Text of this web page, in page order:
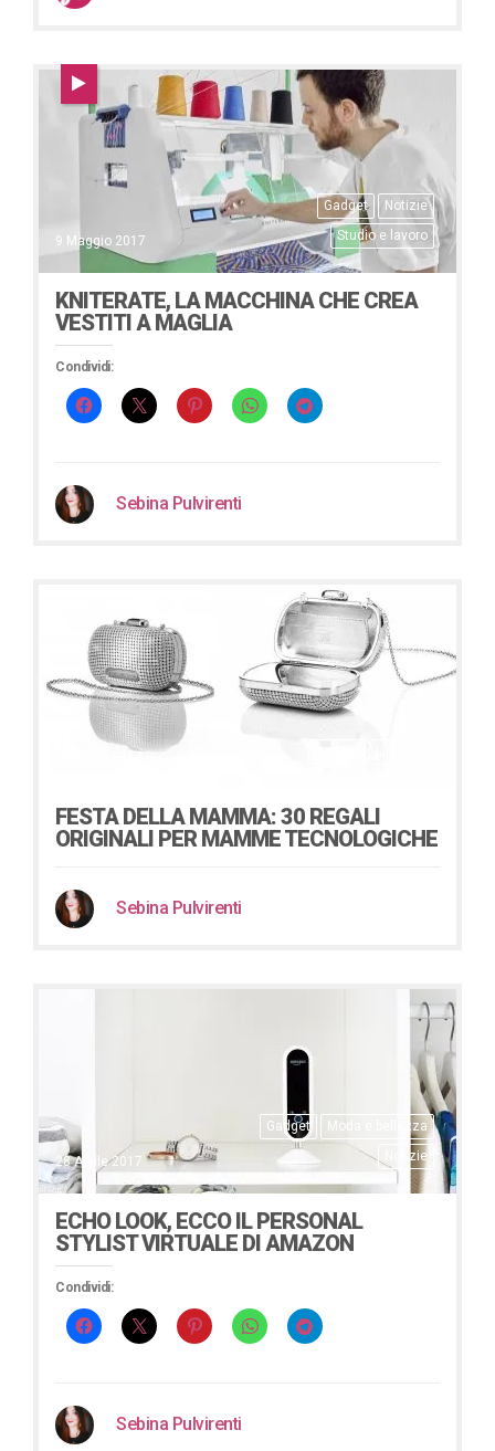
Gadget
Notizie
Studio e lavoro
9 Maggio 2017
KNITERATE, LA MACCHINA CHE CREA
VESTITI A MAGLIA
Condividi:
Sebina Pulvirenti
FESTA DELLA MAMMA: 30 REGALI
ORIGINALI PER MAMME TECNOLOGICHE
Sebina Pulvirenti
Gadget
Moda e bellezza
Notizie
28 Aprile 2017
ECHO LOOK, ECCO IL PERSONAL
STYLIST VIRTUALE DI AMAZON
Condividi:
Sebina Pulvirenti